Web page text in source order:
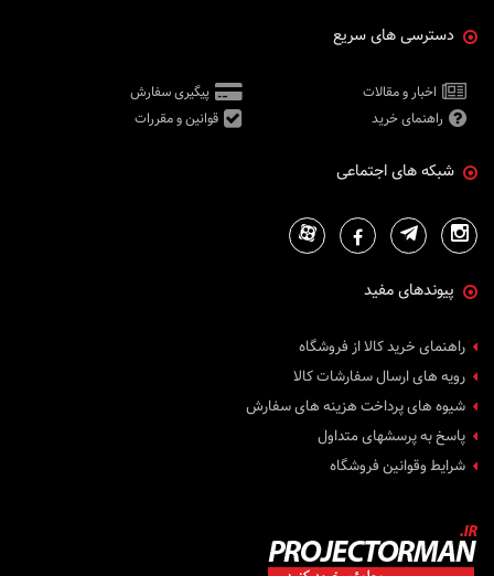
دسترسی های سریع
اخبار و مقالات
پیگیری سفارش
راهنمای خرید
قوانین و مقررات
شبکه های اجتماعی
پیوندهای مفید
راهنمای خرید کالا از فروشگاه
رویه های ارسال سفارشات کالا
شیوه های پرداخت هزینه های سفارش
پاسخ به پرسشهای متداول
شرایط وقوانین فروشگاه